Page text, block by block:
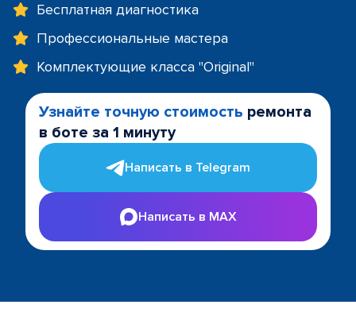
Бесплатная диагностика
Профессиональные мастера
Комплектующие класса "Original"
Узнайте точную стоимость ремонта
в боте за 1 минуту
Написать в Telegram
Написать в MAX